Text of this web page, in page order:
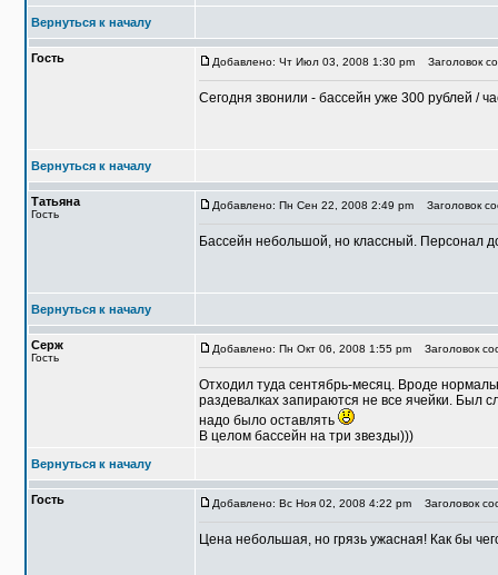
Вернуться к началу
Гость Добавлено: Чт Июл 03, 2008 1:30 pm Заголовок
Сегодня звонили - бассейн уже 300 рублей /
Вернуться к началу
Татьяна
Гость
Добавлено: Пн Сен 22, 2008 2:49 pm Заголовок
Бассейн небольшой, но классный. Персонал
Вернуться к началу
Серж
Гость
Добавлено: Пн Окт 06, 2008 1:55 pm Заголовок
Отходил туда сентябрь-месяц. Вроде
раздевалках запираются не все ячейки. Был
надо было оставлять
В целом бассейн на три звезды)))
Вернуться к началу
Гость Добавлено: Вс Ноя 02, 2008 4:22 pm Заголовок
Цена небольшая, но грязь ужасная! Как бы